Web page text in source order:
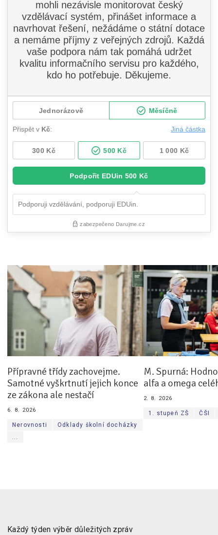
Přípravné třídy zachovejme.
Samotné vyškrtnutí jejich konce
ze zákona ale nestačí
6. 8. 2026
Nerovnosti
Odklady školní docházky
...
M. Spurná:
alfa a omega
2. 8. 2026
1. stupeň ZŠ ČŠI
Každý týden výběr důležitých zpráv